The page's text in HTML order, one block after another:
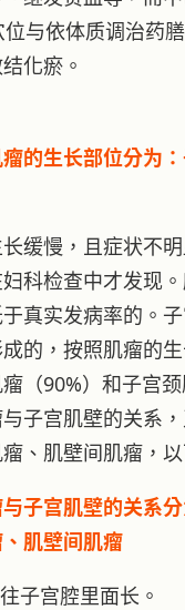
与依体质调治药
化瘀。
的生长部位分为
缓慢，且症状不
科检查中才发现
真实发病率的。
的，按照肌瘤的
（90%）和子宫颈
子宫肌壁的关系
、肌壁间肌瘤，以
子宫肌壁的关系
肌壁间肌瘤
往子宫腔里面长。